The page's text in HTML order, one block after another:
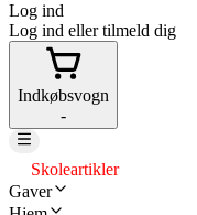
Log ind
Log ind eller tilmeld dig
Indkøbsvogn
-
Skoleartikler
Gaver